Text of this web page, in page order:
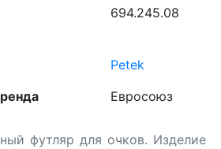
694.245.08
Petek
Евросоюз
футляр для очков. Изделие